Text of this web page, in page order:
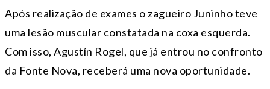
Após realização de exames o zagueiro Juninho teve
uma lesão muscular constatada na coxa esquerda.
Com isso, Agustín Rogel, que já entrou no confronto
da Fonte Nova, receberá uma nova oportunidade.